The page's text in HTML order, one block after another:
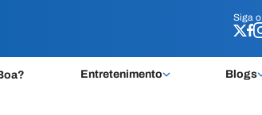
Siga o
Entretenimento Blogs
Siga o